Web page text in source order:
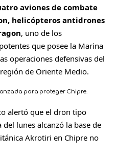
aviones de combate
helicópteros antidrones
, uno de los
que posee la Marina
operaciones defensivas del
de Oriente Medio.
para proteger Chipre.
alertó que el dron tipo
lunes alcanzó la base de
Akrotiri en Chipre no